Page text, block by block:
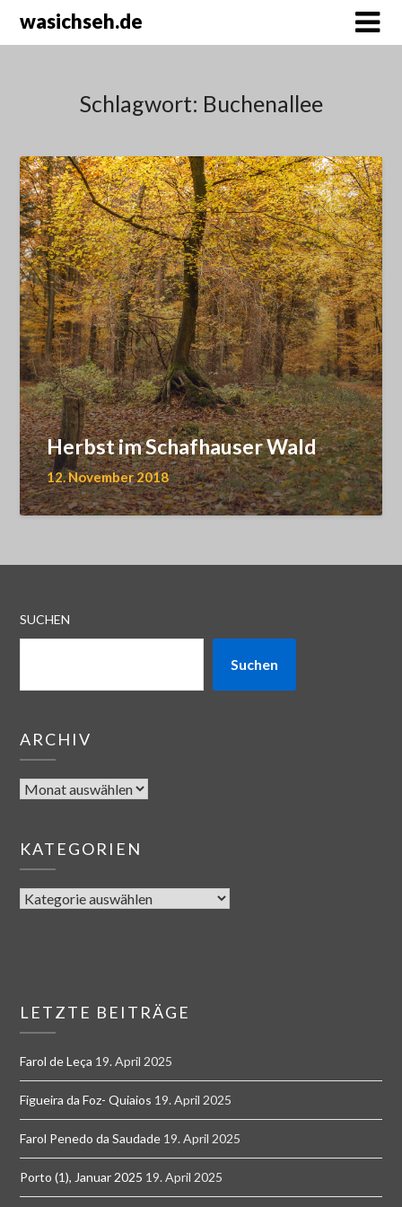
wasichseh.de
Schlagwort: Buchenallee
Herbst im Schafhauser Wald
12. November 2018
SUCHEN
Suchen
ARCHIV
KATEGORIEN
LETZTE BEITRÄGE
Farol de Leça 19. April 2025
Figueira da Foz- Quiaios 19. April 2025
Farol Penedo da Saudade 19. April 2025
Porto (1), Januar 2025 19. April 2025